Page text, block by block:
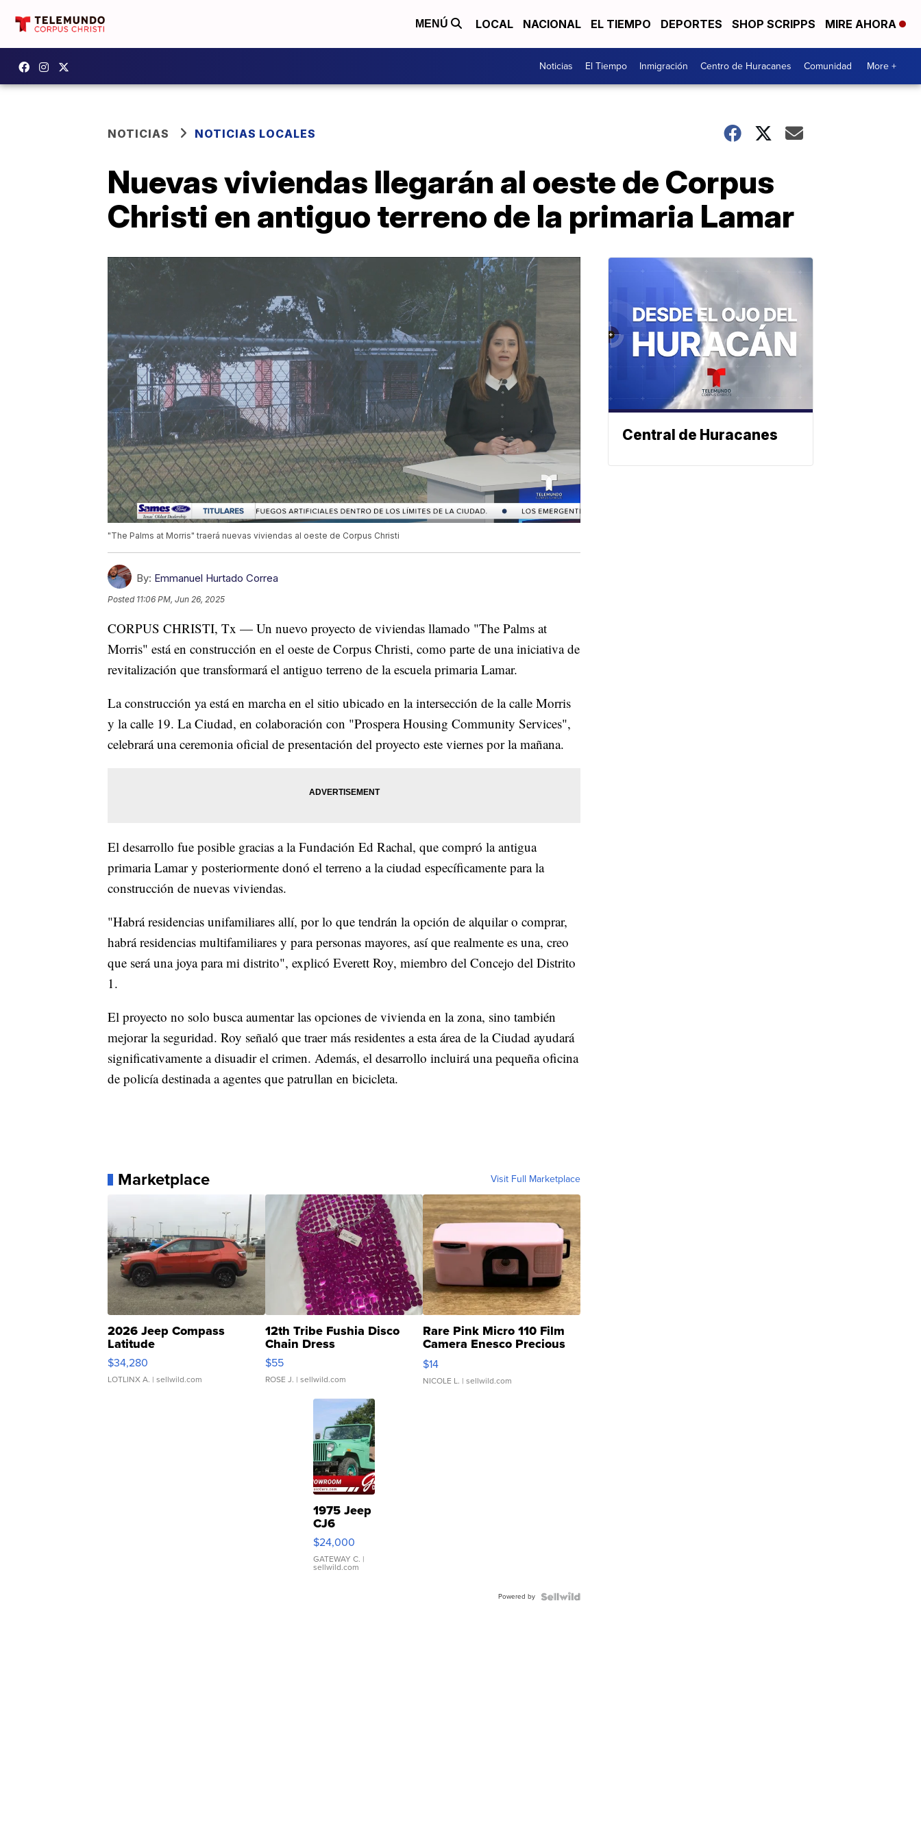
MENÚ LOCAL NACIONAL EL TIEMPO DEPORTES SHOP SCRIPPS MIRE AHORA
Noticias El Tiempo Inmigración Centro de Huracanes Comunidad More +
NOTICIAS NOTICIAS LOCALES
Nuevas viviendas llegarán al oeste de Corpus
Christi en antiguo terreno de la primaria Lamar
"The Palms at Morris" traerá nuevas viviendas al oeste de Corpus Christi
By: Emmanuel Hurtado Correa
Posted 11:06 PM, Jun 26, 2025
CORPUS CHRISTI, Tx — Un nuevo proyecto de viviendas llamado "The Palms at
Morris" está en construcción en el oeste de Corpus Christi, como parte de una iniciativa de
revitalización que transformará el antiguo terreno de la escuela primaria Lamar.
La construcción ya está en marcha en el sitio ubicado en la intersección de la calle Morris
y la calle 19. La Ciudad, en colaboración con "Prospera Housing Community Services",
celebrará una ceremonia oficial de presentación del proyecto este viernes por la mañana.
El desarrollo fue posible gracias a la Fundación Ed Rachal, que compró la antigua
primaria Lamar y posteriormente donó el terreno a la ciudad específicamente para la
construcción de nuevas viviendas.
"Habrá residencias unifamiliares allí, por lo que tendrán la opción de alquilar o comprar,
habrá residencias multifamiliares y para personas mayores, así que realmente es una, creo
que será una joya para mi distrito", explicó Everett Roy, miembro del Concejo del Distrito
1.
El proyecto no solo busca aumentar las opciones de vivienda en la zona, sino también
mejorar la seguridad. Roy señaló que traer más residentes a esta área de la Ciudad ayudará
significativamente a disuadir el crimen. Además, el desarrollo incluirá una pequeña oficina
de policía destinada a agentes que patrullan en bicicleta.
Marketplace Visit Full Marketplace
2026 Jeep Compass
Latitude
$34,280
LOTLINX A. | sellwild.com
12th Tribe Fushia Disco
Chain Dress
$55
ROSE J. | sellwild.com
Rare Pink Micro 110 Film
Camera Enesco Precious
Moments TD4
$14
NICOLE L. | sellwild.com
1975 Jeep
CJ6
$24,000
GATEWAY C. |
sellwild.com
Powered by
Central de Huracanes